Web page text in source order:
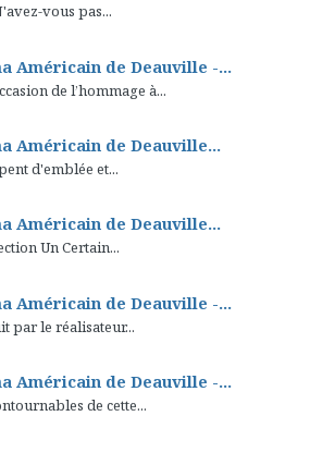
vous pas...
Américain de Deauville -...
de l’hommage à...
Américain de Deauville...
d'emblée et...
Américain de Deauville...
Un Certain...
Américain de Deauville -...
par le réalisateur...
Américain de Deauville -...
de cette...